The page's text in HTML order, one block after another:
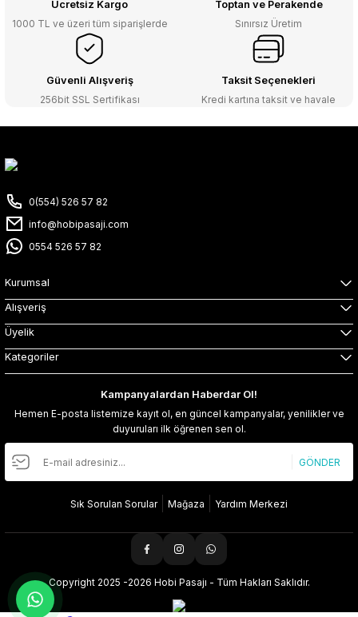
Ücretsiz Kargo
1000 TL ve üzeri tüm siparişlerde
Toptan ve Perakende
Sınırsız Üretim
Güvenli Alışveriş
256bit SSL Sertifikası
Taksit Seçenekleri
Kredi kartına taksit ve havale
0(554) 526 57 82
info@hobipasaji.com
0554 526 57 82
Kurumsal
Alışveriş
Üyelik
Kategoriler
Kampanyalardan Haberdar Ol!
Hemen E-posta listemize kayıt ol, en güncel kampanyalar, yenilikler ve
duyuruları ilk öğrenen sen ol.
GÖNDER
Sık Sorulan Sorular Mağaza Yardım Merkezi
Copyright 2025 -2026 Hobi Pasajı - Tüm Hakları Saklıdır.